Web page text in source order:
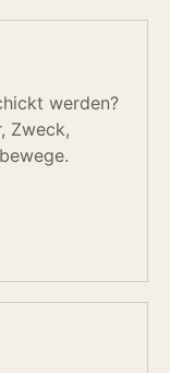
werden?
Zweck,